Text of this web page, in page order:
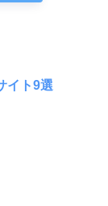
イト9選